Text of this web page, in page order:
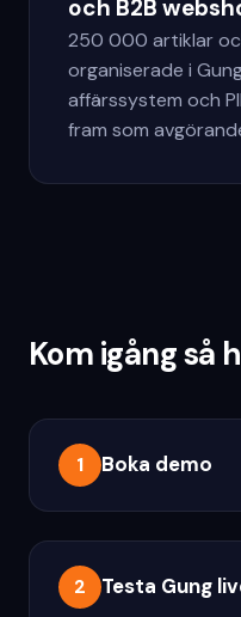
och B2B
250 000 artiklar
organiserade i
affärssystem och
fram som
Kom igång så
1 Boka demo
2 Testa Gung